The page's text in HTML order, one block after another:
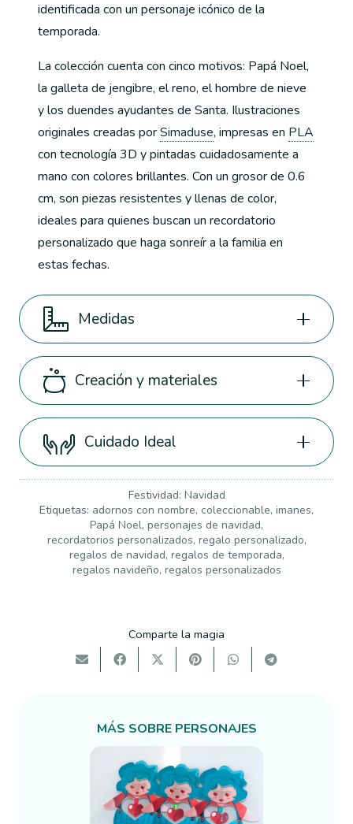
identificada con un personaje icónico de la
temporada.
La colección cuenta con cinco motivos: Papá Noel,
la galleta de jengibre, el reno, el hombre de nieve
y los duendes ayudantes de Santa. Ilustraciones
originales creadas porSimaduse, impresas en PLA
con tecnología 3D y pintadas cuidadosamente a
mano con colores brillantes. Con un grosor de 0.6
cm, son piezas resistentes y llenas de color,
ideales para quienes buscan un recordatorio
personalizado que haga sonreír a la familia en
estas fechas.
Medidas
Creación y materiales
Cuidado Ideal
Festividad: Navidad
Etiquetas: adornos con nombre, coleccionable, imanes,
Papá Noel, personajes de navidad,
recordatorios personalizados, regalo personalizado,
regalos de navidad, regalos de temporada,
regalos navideño, regalos personalizados
Comparte la magia
MÁS SOBRE PERSONAJES